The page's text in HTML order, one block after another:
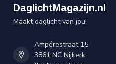
DaglichtMagazijn.nl
Maakt daglicht van jou!
Ampérestraat 15
3861 NC Nijkerk